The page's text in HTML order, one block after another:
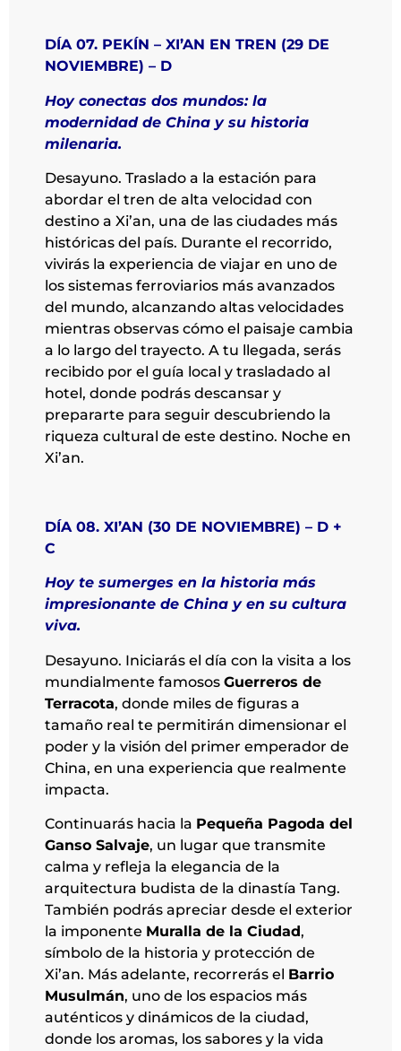
DÍA 07. PEKÍN – XI’AN EN TREN (29 DE
NOVIEMBRE) – D
Hoy conectas dos mundos: la
modernidad de China y su historia
milenaria.
Desayuno. Traslado a la estación para
abordar el tren de alta velocidad con
destino a Xi’an, una de las ciudades más
históricas del país. Durante el recorrido,
vivirás la experiencia de viajar en uno de
los sistemas ferroviarios más avanzados
del mundo, alcanzando altas velocidades
mientras observas cómo el paisaje cambia
a lo largo del trayecto. A tu llegada, serás
recibido por el guía local y trasladado al
hotel, donde podrás descansar y
prepararte para seguir descubriendo la
riqueza cultural de este destino. Noche en
Xi’an.
DÍA 08. XI’AN (30 DE NOVIEMBRE) – D +
C
Hoy te sumerges en la historia más
impresionante de China y en su cultura
viva.
Desayuno. Iniciarás el día con la visita a los
mundialmente famosos Guerreros de
Terracota, donde miles de figuras a
tamaño real te permitirán dimensionar el
poder y la visión del primer emperador de
China, en una experiencia que realmente
impacta.
Continuarás hacia la Pequeña Pagoda del
Ganso Salvaje, un lugar que transmite
calma y refleja la elegancia de la
arquitectura budista de la dinastía Tang.
También podrás apreciar desde el exterior
la imponente Muralla de la Ciudad,
símbolo de la historia y protección de
Xi’an. Más adelante, recorrerás el Barrio
Musulmán, uno de los espacios más
auténticos y dinámicos de la ciudad,
donde los aromas, los sabores y la vida